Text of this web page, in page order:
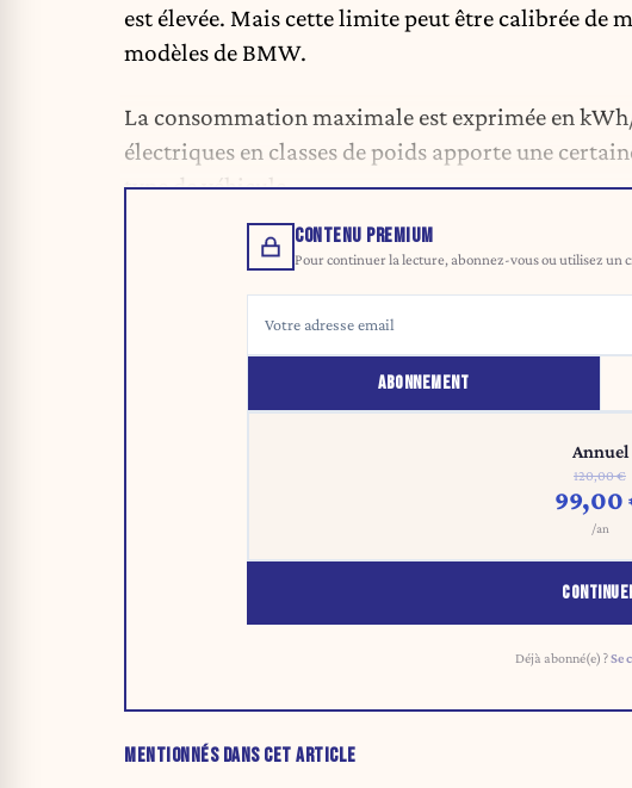
est élevée. Mais cette limite peut être calibrée de
modèles de BMW.
La consommation maximale est exprimée en
électriques en classes de poids apporte une
type de véhicule.
CONTENU PREMIUM
Pour continuer la lecture, abonnez-vous ou utilisez un
ABONNEMENT
Annuel
120,00 €
99,00
/an
Déjà abonné(e) ?Se
MENTIONNÉS DANS CET ARTICLE